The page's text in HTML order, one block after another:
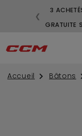
GRATUITE POUR LES
DE 99 $ ET PLUS
❮
Accueil Bâtons